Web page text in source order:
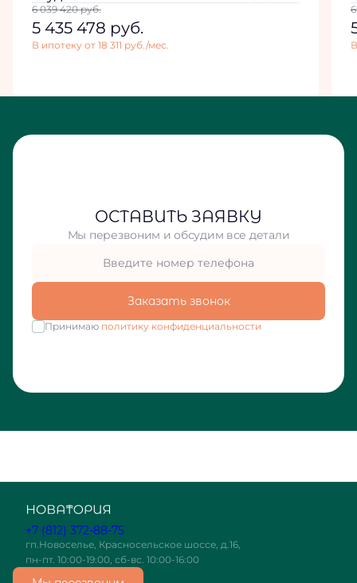
6 039 420руб.
5 435 478 руб.
В ипотеку от 18 311 руб./мес.
ОСТАВИТЬ ЗАЯВКУ
Мы перезвоним и обсудим все детали
Заказать звонок
Принимаю политику конфиденциальности
+7 (812) 372-88-75
гп.Новоселье, Красносельское шоссе, д.16,
пн-пт. 10:00-19:00, сб-вс. 10:00-16:00